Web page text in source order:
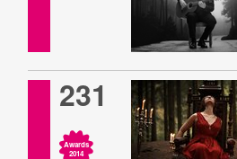
231
Awards
2014